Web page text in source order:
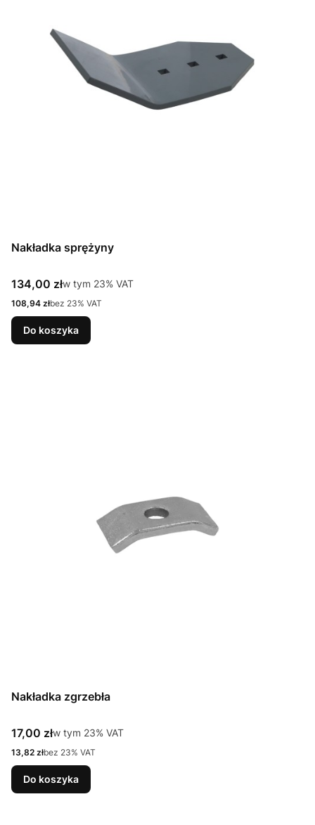
Nakładka sprężyny
Cena brutto
134,00 złw tym %s VAT
w tym 23% VAT
Cena netto
108,94 złbez 23% VAT
Do koszyka
Nakładka zgrzebła
Cena brutto
17,00 złw tym %s VAT
w tym 23% VAT
Cena netto
13,82 złbez 23% VAT
Do koszyka